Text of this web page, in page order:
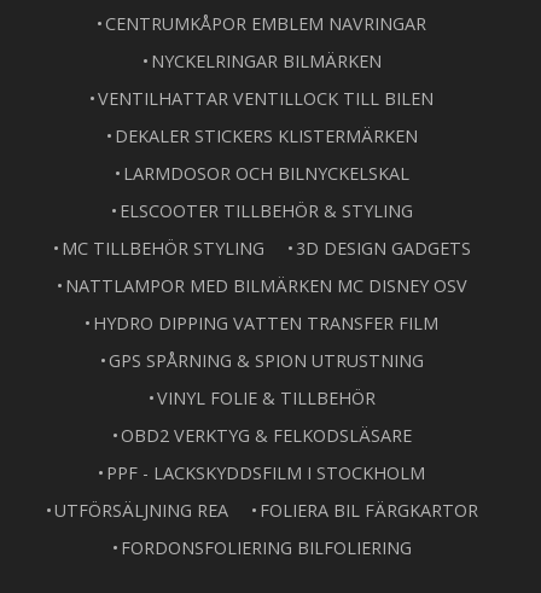
CENTRUMKÅPOR EMBLEM NAVRINGAR
NYCKELRINGAR BILMÄRKEN
VENTILHATTAR VENTILLOCK TILL BILEN
DEKALER STICKERS KLISTERMÄRKEN
LARMDOSOR OCH BILNYCKELSKAL
ELSCOOTER TILLBEHÖR & STYLING
MC TILLBEHÖR STYLING
3D DESIGN GADGETS
NATTLAMPOR MED BILMÄRKEN MC DISNEY OSV
HYDRO DIPPING VATTEN TRANSFER FILM
GPS SPÅRNING & SPION UTRUSTNING
VINYL FOLIE & TILLBEHÖR
OBD2 VERKTYG & FELKODSLÄSARE
PPF - LACKSKYDDSFILM I STOCKHOLM
UTFÖRSÄLJNING REA
FOLIERA BIL FÄRGKARTOR
FORDONSFOLIERING BILFOLIERING